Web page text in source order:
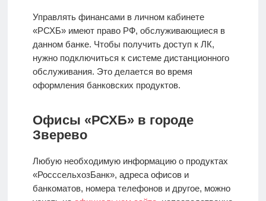
Управлять финансами в личном кабинете
«РСХБ» имеют право РФ, обслуживающиеся в
данном банке. Чтобы получить доступ к ЛК,
нужно подключиться к системе дистанционного
обслуживания. Это делается во время
оформления банковских продуктов.
Офисы «РСХБ» в городе
Зверево
Любую необходимую информацию о продуктах
«РосссельхозБанк», адреса офисов и
банкоматов, номера телефонов и другое, можно